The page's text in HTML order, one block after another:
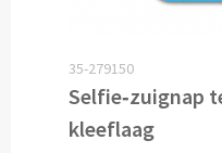
Memo sets bedrukken
Kubusblokken bedrukken
Custom made
35-279150
Selfie‑zuignap
kleeflaag